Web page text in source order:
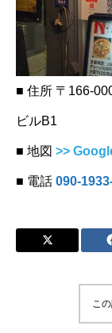
■ 住所 〒166-
ビルB1
■ 地図 >>
■ 電話 090-
こ